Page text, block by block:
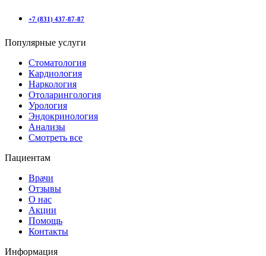
+7 (831) 437-87-87
Популярные услуги
Стоматология
Кардиология
Наркология
Отоларингология
Урология
Эндокринология
Анализы
Смотреть все
Пациентам
Врачи
Отзывы
О нас
Акции
Помощь
Контакты
Информация